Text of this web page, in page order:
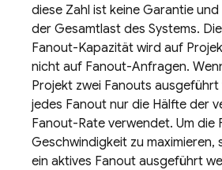
diese Zahl ist keine Garantie
der Gesamtlast des Systems.
Fanout-Kapazität wird auf
nicht auf Fanout-Anfragen.
Projekt zwei Fanouts
jedes Fanout nur die Hälfte der
Fanout-Rate verwendet. Um die
Geschwindigkeit zu maximieren,
ein aktives Fanout ausgeführt